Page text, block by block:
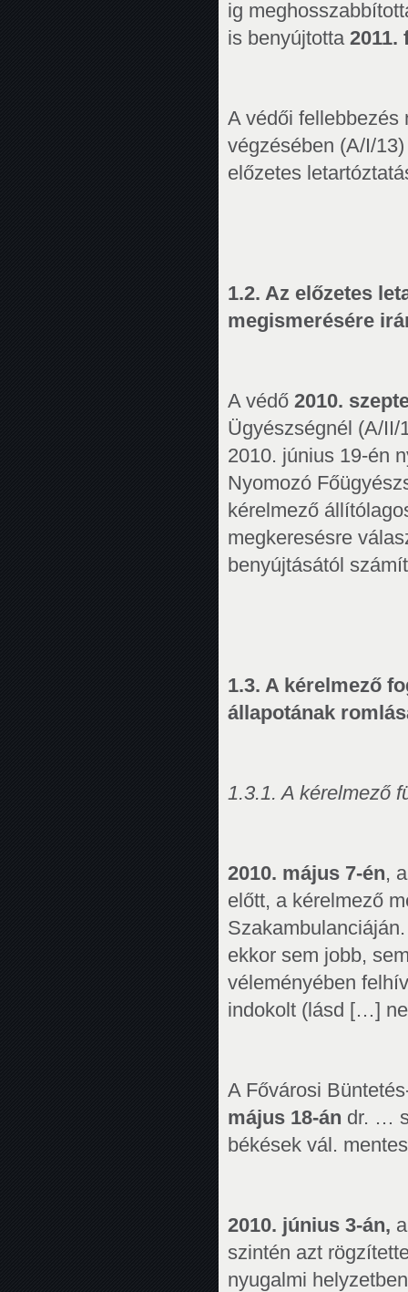
ig
is benyújtotta 2011.
A védői fellebbezés
végzésében (A/I/
előzetes
1.2. Az előzetes
megismerésére
A védő 2010.
Ügyészségnél (A/II/
2010. június 19-én
Nyomozó
kérelmező
megkeresésre
benyújtásától
1.3. A kérelmező
állapotának
1.3.1. A kérelmező
2010. május 7-én,
előtt, a kérelmező
ekkor sem jobb,
véleményében
indokolt (lásd […]
A Fővárosi
május 18-án dr. …
békések vál.
2010. június 3-án,
szintén azt
nyugalmi